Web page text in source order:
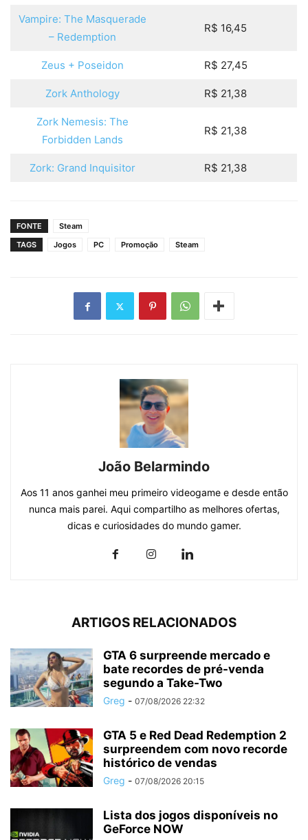
Vampire: The Masquerade
– Redemption
R$ 16,45
Zeus + Poseidon R$ 27,45
Zork Anthology R$ 21,38
Zork Nemesis: The
Forbidden Lands
R$ 21,38
Zork: Grand Inquisitor R$ 21,38
FONTE
Steam
TAGS
Jogos PC Promoção Steam
João Belarmindo
Aos 11 anos ganhei meu primeiro videogame e desde então
nunca mais parei. Aqui compartilho as melhores ofertas,
dicas e curiosidades do mundo gamer.
ARTIGOS RELACIONADOS
GTA 6 surpreende mercado e
bate recordes de pré-venda
segundo a Take-Two
Greg - 07/08/2026 22:32
GTA 5 e Red Dead Redemption 2
surpreendem com novo recorde
histórico de vendas
Greg - 07/08/2026 20:15
Lista dos jogos disponíveis no
GeForce NOW